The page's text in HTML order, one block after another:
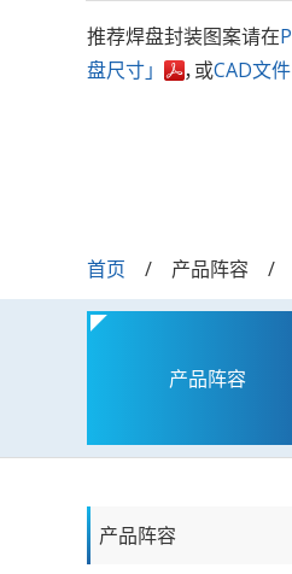
推荐焊盘封装图案请在
盘尺寸」
，或CAD文
首页 产品阵容
产品阵容
产品阵容